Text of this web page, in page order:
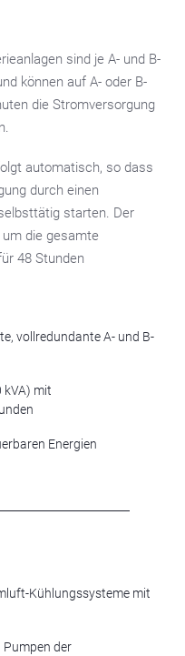
sind je A- und B-
können auf A- oder B-
die Stromversorgung
automatisch, so dass
durch einen
starten. Der
die gesamte
48 Stunden
vollredundante A- und B-
kVA) mit
Energien
Kühlungssysteme mit
der